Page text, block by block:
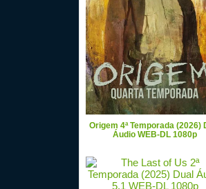
Origem 4ª Temporada (2026)
Áudio WEB-DL 1080p